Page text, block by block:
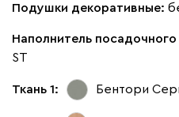
Кларинс
Подушки декоративные:
Наполнитель
ST
Ткань 1: Бентори